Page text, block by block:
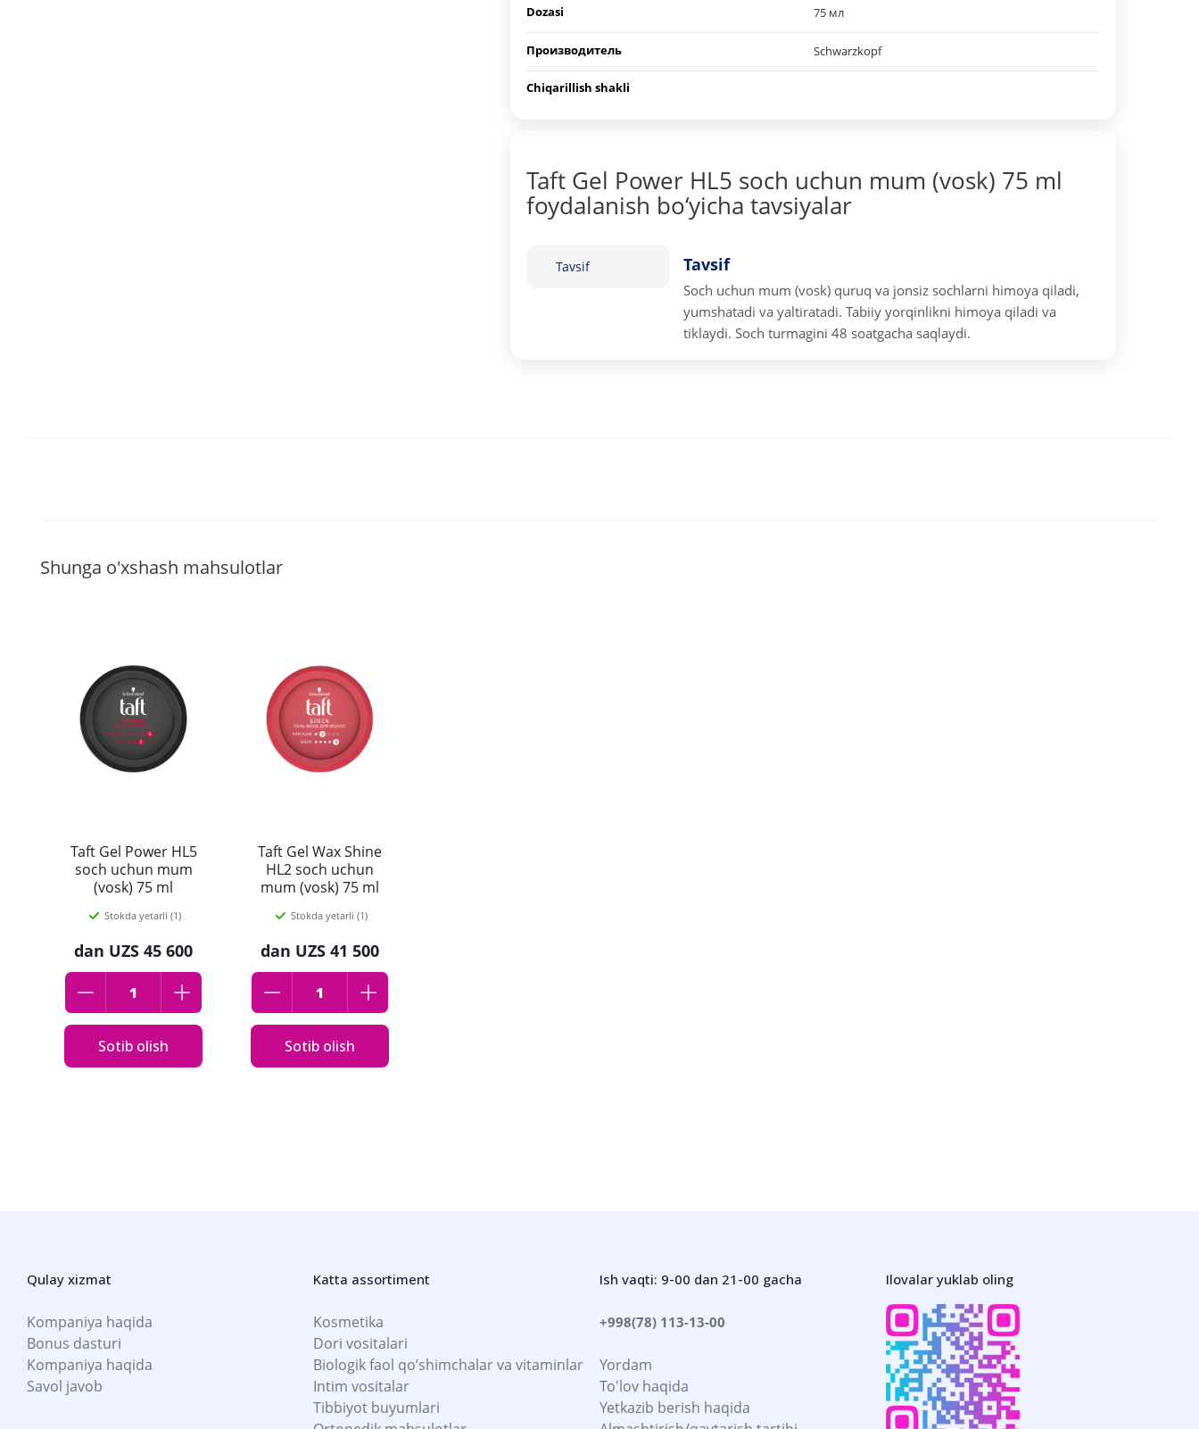
Dozasi 75 мл
Производитель Schwarzkopf
Chiqarillish shakli
Taft Gel Power HL5 soch uchun mum (vosk) 75 ml
foydalanish bo‘yicha tavsiyalar
Tavsif Tavsif
Soch uchun mum (vosk) quruq va jonsiz sochlarni himoya qiladi,
yumshatadi va yaltiratadi. Tabiiy yorqinlikni himoya qiladi va
tiklaydi. Soch turmagini 48 soatgacha saqlaydi.
Shunga o'xshash mahsulotlar
Taft Gel Power HL5
soch uchun mum
(vosk) 75 ml
Stokda yetarli (1)
dan UZS 45 600
Sotib olish
Taft Gel Wax Shine
HL2 soch uchun
mum (vosk) 75 ml
Stokda yetarli (1)
dan UZS 41 500
Sotib olish
Qulay xizmat
Kompaniya haqida
Bonus dasturi
Kompaniya haqida
Savol javob
Katta assortiment
Kosmetika
Dori vositalari
Biologik faol qo’shimchalar va vitaminlar
Intim vositalar
Tibbiyot buyumlari
Ish vaqti: 9-00 dan 21-00 gacha
+998(78) 113-13-00
Yordam
To'lov haqida
Yetkazib berish haqida
Ilovalar yuklab oling